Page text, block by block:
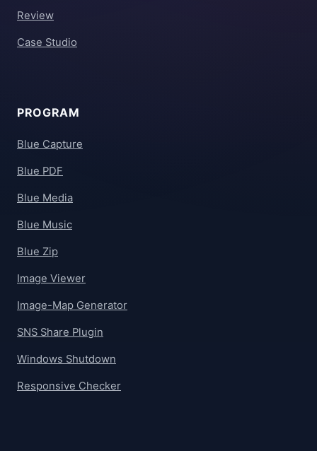
Review
Case Studio
PROGRAM
Blue Capture
Blue PDF
Blue Media
Blue Music
Blue Zip
Image Viewer
Image-Map Generator
SNS Share Plugin
Windows Shutdown
Responsive Checker